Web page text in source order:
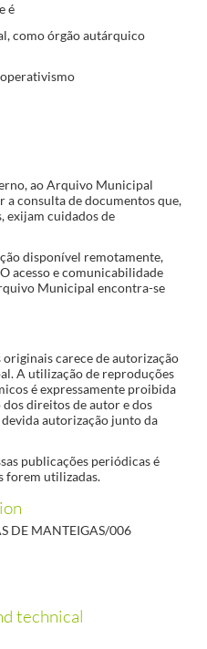
é
como órgão autárquico
ao Arquivo Municipal
a consulta de documentos que,
exijam cuidados de
disponível remotamente,
acesso e comunicabilidade
Municipal encontra-se
carece de autorização
A utilização de reproduções
é expressamente proibida
direitos de autor e dos
autorização junto da
publicações periódicas é
forem utilizadas.
DE MANTEIGAS/006
technical